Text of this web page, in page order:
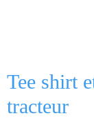
Tee shirt
tracteur